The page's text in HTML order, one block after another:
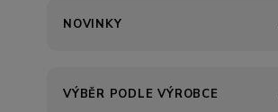
NOVINKY
VÝBĚR PODLE VÝROBCE